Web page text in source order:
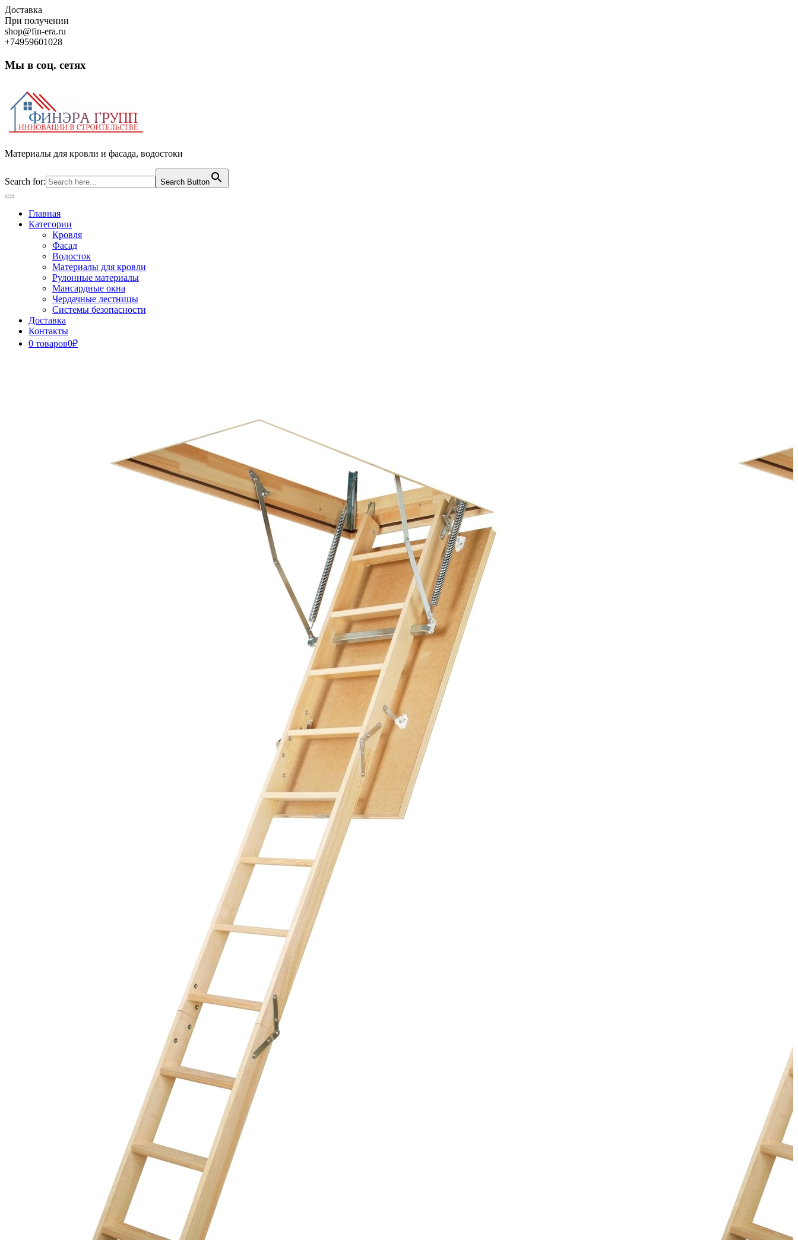
Skip
to
content
Доставка
При получении
shop@fin-era.ru
+74959601028
Мы в соц. сетях
Материалы для кровли и фасада, водостоки
Search for: Search Button
Open
ButtonГлавная
Категории
Кровля
Фасад
Водосток
Материалы для кровли
Рулонные материалы
Мансардные окна
Чердачные лестницы
Системы безопасности
Доставка
Контакты
0 товаров0₽